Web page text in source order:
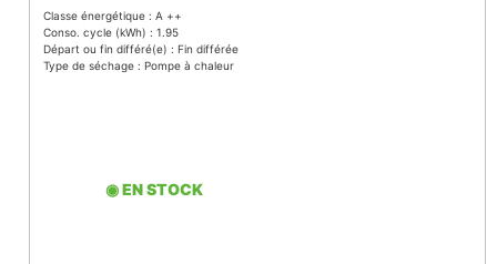
Classe énergétique : A ++
Conso. cycle (kWh) : 1.95
Départ ou fin différé(e) : Fin différée
Type de séchage : Pompe à chaleur
◉ EN STOCK